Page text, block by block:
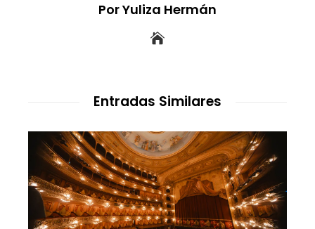
Por Yuliza Hermán
Entradas Similares